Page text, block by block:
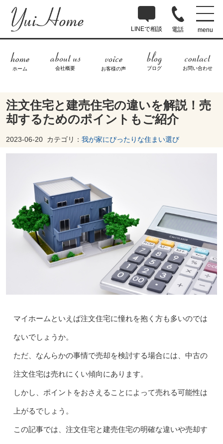
LINEで相談 電話 menu
ホーム 会社概要 お客様の声 ブログ お問い合わせ
注文住宅と建売住宅の違いを解説！売
却するためのポイントもご紹介
2023-06-20 カテゴリ： 我が家にぴったりな住まい選び
マイホームといえば注文住宅に憧れを抱く方も多いのでは
ないでしょうか。
ただ、なんらかの事情で売却を検討する場合には、中古の
注文住宅は売れにくい傾向にあります。
しかし、ポイントをおさえることによって売れる可能性は
上がるでしょう。
この記事では、注文住宅と建売住宅の明確な違いや売却す